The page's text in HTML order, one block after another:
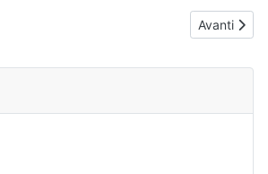
Articolo
Avanti